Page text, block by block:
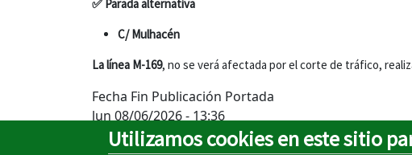
✅ Parada alternativa
C/ Mulhacén
La línea M-169, no se verá afectada por el corte de tráfico,
Fecha Fin Publicación Portada
lun 08/06/2026 - 13:36
Utilizamos cookies en este sitio